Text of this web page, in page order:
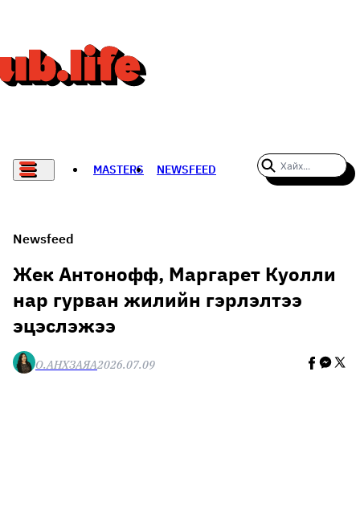
MASTERS NEWSFEED
THE NEW YORK TIMES
НАДАД НЭГ САНАЛ БАЙНА
Newsfeed
Жек Антонофф, Маргарет Куолли
нар гурван жилийн гэрлэлтээ
эцэслэжээ
О.АНХЗАЯА2026.07.09